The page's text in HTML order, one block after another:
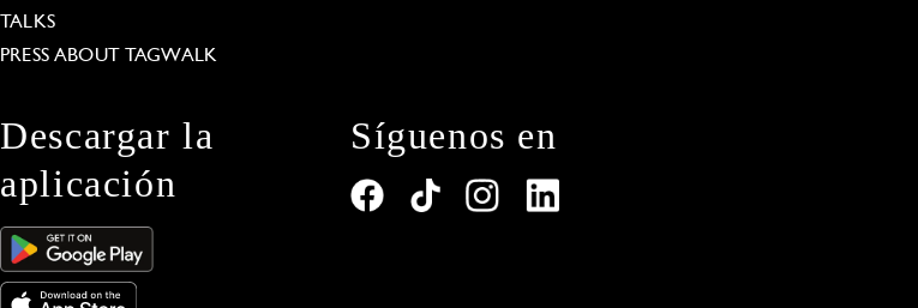
TALKS
PRESS ABOUT TAGWALK
Descargar la
aplicación
Síguenos en